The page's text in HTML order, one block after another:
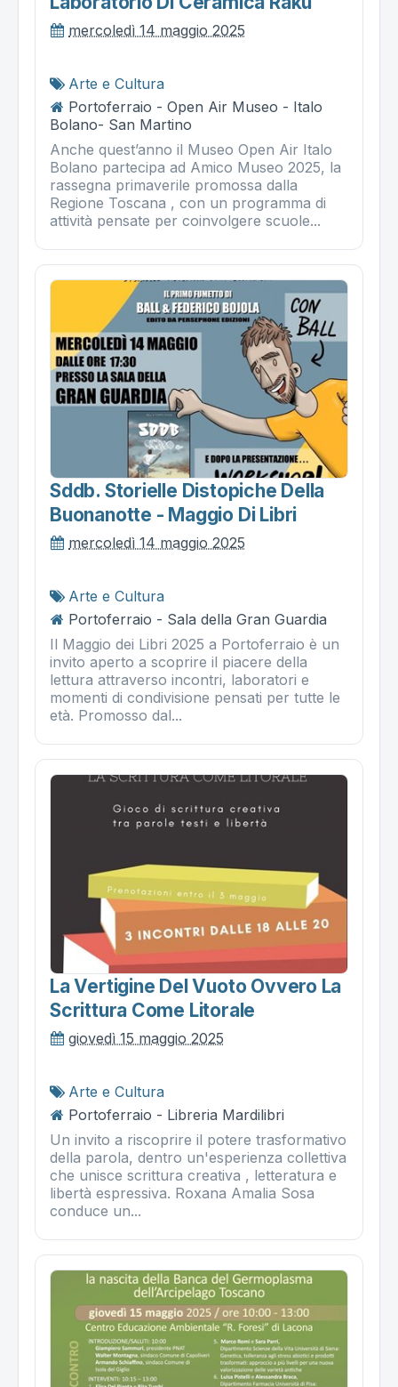
mercoledì 14 maggio 2025
Arte e Cultura
Portoferraio - Open Air Museo - Italo
Bolano- San Martino
Anche quest’anno il Museo Open Air Italo
Bolano partecipa ad Amico Museo 2025, la
rassegna primaverile promossa dalla
Regione Toscana , con un programma di
attività pensate per coinvolgere scuole...
Sddb. Storielle Distopiche Della
Buonanotte - Maggio Di Libri
mercoledì 14 maggio 2025
Arte e Cultura
Portoferraio - Sala della Gran Guardia
Il Maggio dei Libri 2025 a Portoferraio è un
invito aperto a scoprire il piacere della
lettura attraverso incontri, laboratori e
momenti di condivisione pensati per tutte le
età. Promosso dal...
La Vertigine Del Vuoto Ovvero La
Scrittura Come Litorale
giovedì 15 maggio 2025
Arte e Cultura
Portoferraio - Libreria Mardilibri
Un invito a riscoprire il potere trasformativo
della parola, dentro un'esperienza collettiva
che unisce scrittura creativa , letteratura e
libertà espressiva. Roxana Amalia Sosa
conduce un...